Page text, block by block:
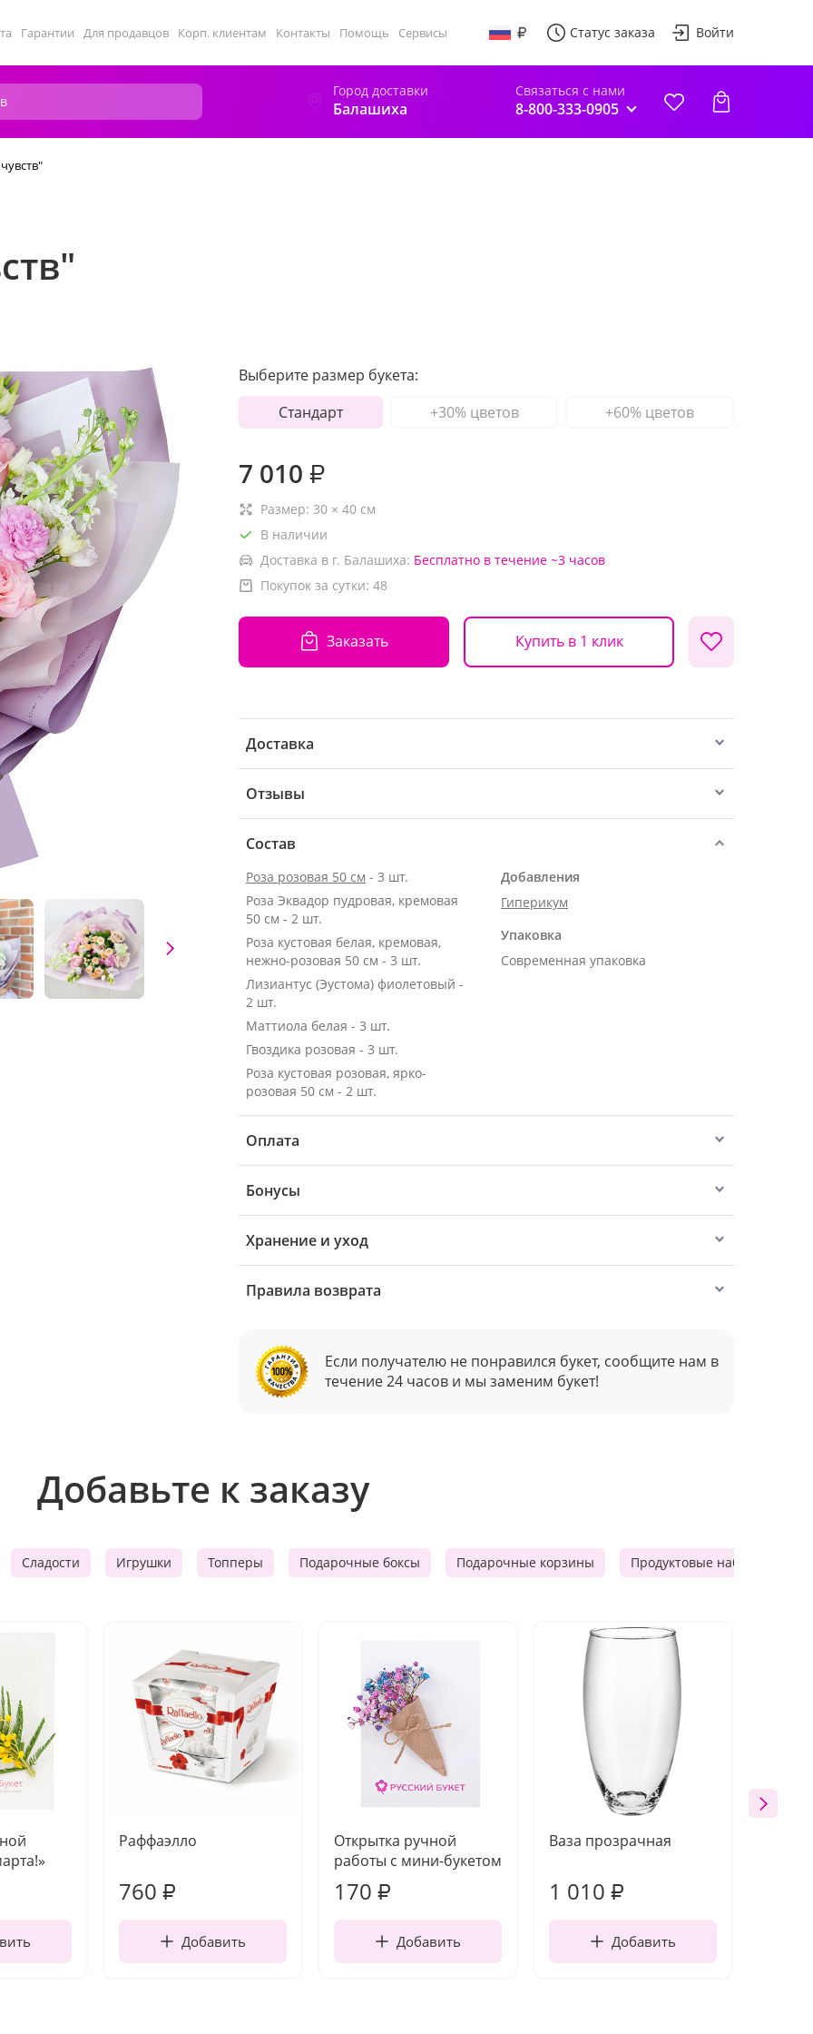
Гарантии Для продавцов Корп. клиентам Контакты Помощь Сервисы Статус заказа Войти
Город доставки
Балашиха
Связаться с нами
8-800-333-0905
Выберите размер букета:
Стандарт
+30% цветов +60% цветов
7 010 ₽
Размер: 30 × 40 см
В наличии
Доставка в г. Балашиха: Бесплатно в течение ~3 часов
Покупок за сутки: 48
Заказать Купить в 1 клик
Доставка
Отзывы
Состав
Роза розовая 50 см - 3 шт.
Роза Эквадор пудровая, кремовая
50 см - 2 шт.
Роза кустовая белая, кремовая,
нежно-розовая 50 см - 3 шт.
Лизиантус (Эустома) фиолетовый -
2 шт.
Маттиола белая - 3 шт.
Гвоздика розовая - 3 шт.
Роза кустовая розовая, ярко-
розовая 50 см - 2 шт.
Добавления
Гиперикум
Упаковка
Современная упаковка
Оплата
Бонусы
Хранение и уход
Правила возврата
Если получателю не понравился букет, сообщите нам в
течение 24 часов и мы заменим букет!
Добавьте к заказу
Сладости Игрушки Топперы Подарочные боксы Подарочные корзины Продуктовые наборы
Раффаэлло
760 ₽
Добавить
Открытка ручной
работы с мини-букетом
170 ₽
Добавить
Ваза прозрачная
1 010 ₽
Добавить